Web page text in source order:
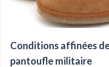
Conditions affinées
pantoufle militaire